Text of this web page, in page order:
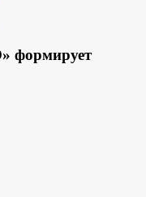
формирует